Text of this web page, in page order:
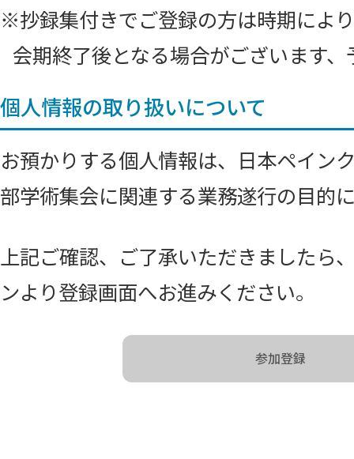
※抄録集付きでご登録の方は時期によ
会期終了後となる場合がございます
個人情報の取り扱いについて
お預かりする個人情報は、日本ペイン
部学術集会に関連する業務遂行の目的
上記ご確認、ご了承いただきましたら
ンより登録画面へお進みください。
参加登録